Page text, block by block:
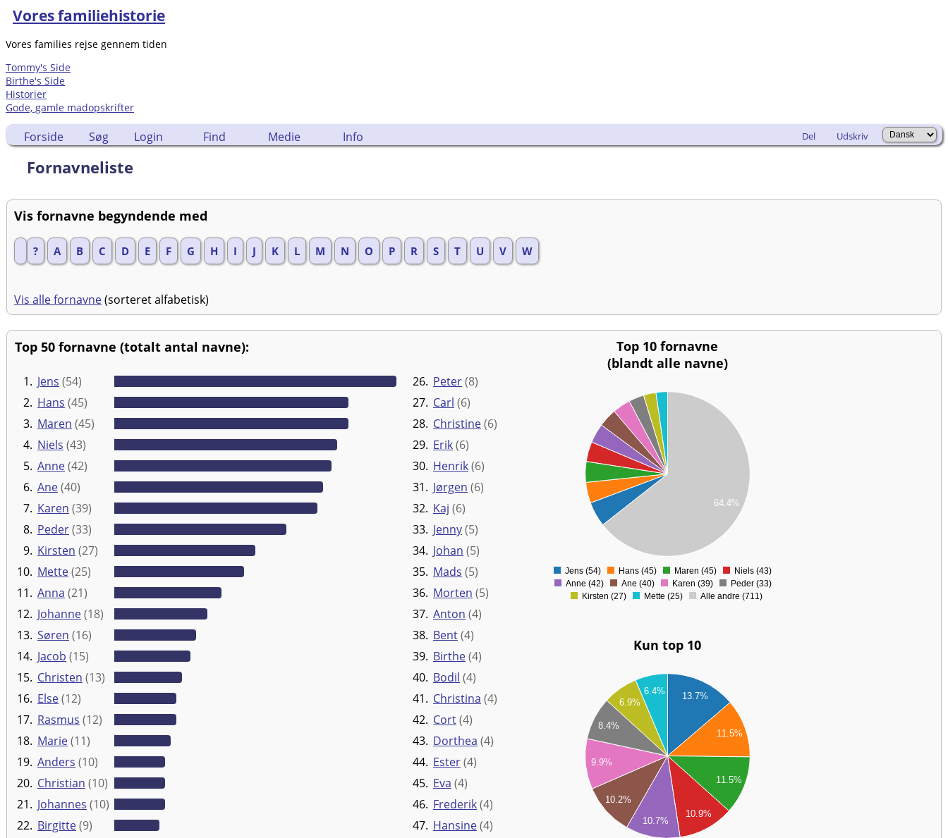
Vores familiehistorie
Vores families rejse gennem tiden
Tommy's Side
Birthe's Side
Historier
Gode, gamle madopskrifter
Forside Søg Login Find Medie Info Del Udskriv
Fornavneliste
Vis fornavne begyndende med
? A B C D E F G H I J K L M N O P R S T U V W
Vis alle fornavne(sorteret alfabetisk)
Top 50 fornavne (totalt antal navne):
1. Jens (54)
2. Hans (45)
3. Maren (45)
4. Niels (43)
5. Anne(42)
6. Ane(40)
7. Karen (39)
8. Peder(33)
9. Kirsten (27)
10. Mette(25)
11. Anna (21)
12. Johanne(18)
13. Søren (16)
14. Jacob (15)
15. Christen (13)
16. Else(12)
17. Rasmus (12)
18. Marie(11)
19. Anders (10)
20. Christian (10)
21. Johannes (10)
22. Birgitte(9)
26. Peter(8)
27. Carl (6)
28. Christine(6)
29. Erik(6)
30. Henrik(6)
31. Jørgen (6)
32. Kaj (6)
33. Jenny(5)
34. Johan (5)
35. Mads (5)
36. Morten (5)
37. Anton (4)
38. Bent(4)
39. Birthe(4)
40. Bodil (4)
41. Christina (4)
42. Cort(4)
43. Dorthea (4)
44. Ester(4)
45. Eva (4)
46. Frederik(4)
47. Hansine(4)
Top 10 fornavne
(blandt alle navne)
64.4%
Jens (54) Hans (45) Maren (45)
Niels (43)
Anne (42)
Ane (40) Karen (39)
Peder (33)
Kirsten (27)
Mette (25) Alle andre (711)
Kun top 10
13.7%
11.5%
11.5%
10.9%
10.7%
10.2%
9.9%
8.4%
6.9%
6.4%